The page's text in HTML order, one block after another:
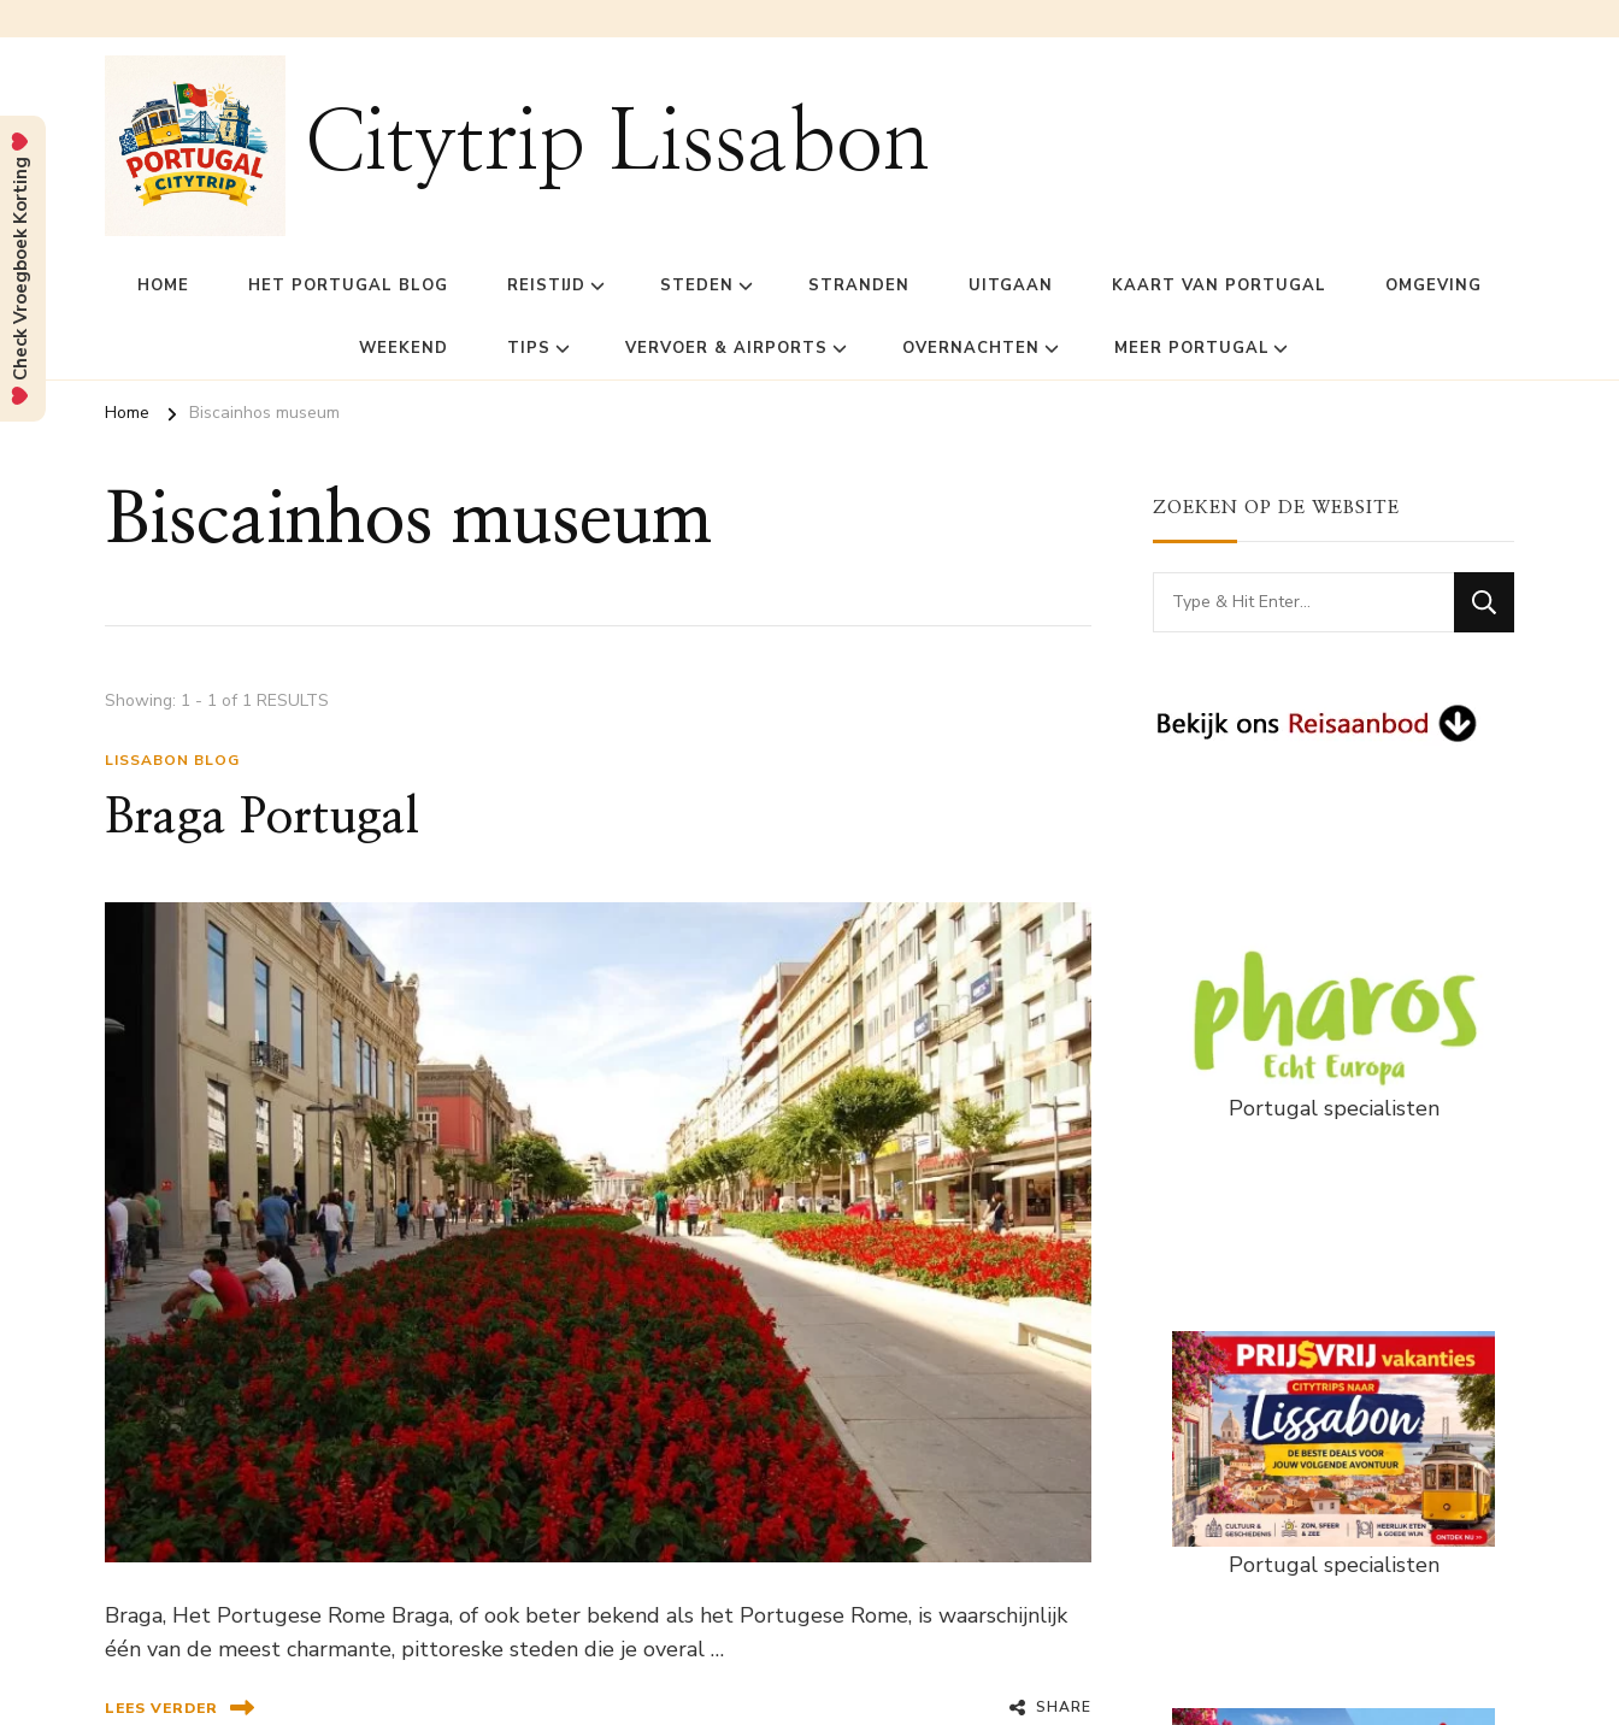
Citytrip Lissabon
HOME HET PORTUGAL BLOG REISTIJD STEDEN STRANDEN UITGAAN KAART VAN PORTUGAL OMGEVING
WEEKEND TIPS VERVOER & AIRPORTS OVERNACHTEN MEER PORTUGAL
Home Biscainhos museum
Biscainhos museum
Showing: 1 - 1 of 1 RESULTS
LISSABON BLOG
Braga Portugal
Braga, Het Portugese Rome Braga, of ook beter bekend als het Portugese Rome, is waarschijnlijk
één van de meest charmante, pittoreske steden die je overal …
LEES VERDER SHARE
ZOEKEN OP DE WEBSITE
Looking
for
Portugal specialisten
Portugal specialisten
Check Vroegboek Korting